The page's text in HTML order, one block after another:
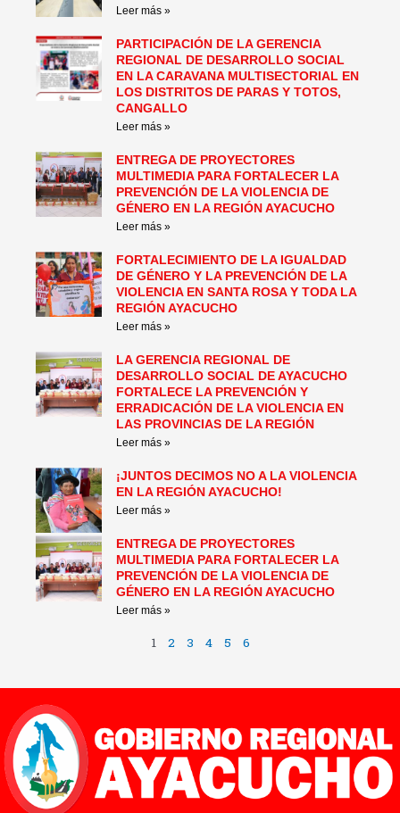
Leer más »
PARTICIPACIÓN DE LA GERENCIA
REGIONAL DE DESARROLLO SOCIAL
EN LA CARAVANA MULTISECTORIAL EN
LOS DISTRITOS DE PARAS Y TOTOS,
CANGALLO
Leer más »
ENTREGA DE PROYECTORES
MULTIMEDIA PARA FORTALECER LA
PREVENCIÓN DE LA VIOLENCIA DE
GÉNERO EN LA REGIÓN AYACUCHO
Leer más »
FORTALECIMIENTO DE LA IGUALDAD
DE GÉNERO Y LA PREVENCIÓN DE LA
VIOLENCIA EN SANTA ROSA Y TODA LA
REGIÓN AYACUCHO
Leer más »
LA GERENCIA REGIONAL DE
DESARROLLO SOCIAL DE AYACUCHO
FORTALECE LA PREVENCIÓN Y
ERRADICACIÓN DE LA VIOLENCIA EN
LAS PROVINCIAS DE LA REGIÓN
Leer más »
¡JUNTOS DECIMOS NO A LA VIOLENCIA
EN LA REGIÓN AYACUCHO!
Leer más »
ENTREGA DE PROYECTORES
MULTIMEDIA PARA FORTALECER LA
PREVENCIÓN DE LA VIOLENCIA DE
GÉNERO EN LA REGIÓN AYACUCHO
Leer más »
1 2 3 4 5 6